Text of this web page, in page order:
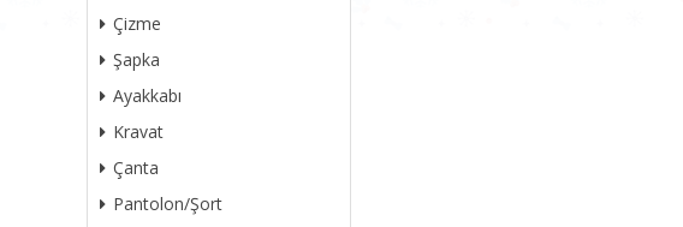
Çizme
Şapka
Ayakkabı
Kravat
Çanta
Pantolon/Şort